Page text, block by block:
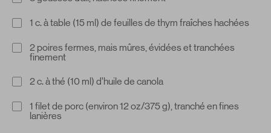
1 c. à table (15 ml) de feuilles de thym fraîches hachées
2 poires fermes, mais mûres, évidées et tranchées
finement
2 c. à thé (10 ml) d’huile de canola
1 filet de porc (environ 12 oz/375 g), tranché en fines
lanières